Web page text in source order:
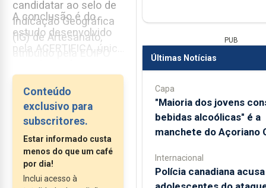
candidatar ao selo de
Indicação Geográfica
(IG) de Artesanato,
Propriedade Intelectual
da União Europeia, na
sigla inglesa), e que
desde ontem, 1 de
dezembro, tem um
novo regulamento.
A conclusão é do
estudo desenvolvido
pela ACERTIFICA, único
certificação acreditado
pelo...
Conteúdo
exclusivo para
subscritores.
Estar informado custa
menos do que um café
por dia!
Inclui acesso à
PUB
Últimas Notícias
Capa
"Maioria dos jovens
bebidas alcoólicas" é a
manchete do Açoriano
Internacional
Polícia canadiana